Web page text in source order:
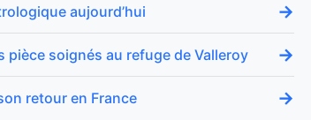
aujourd’hui →
soignés au refuge de Valleroy →
retour en France →